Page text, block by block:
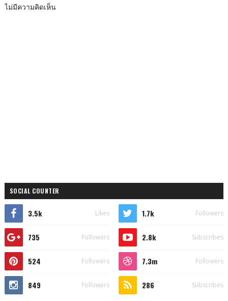
ไม่มีความคิดเห็น
SOCIAL COUNTER
3.5k Likes 1.7k Followers
735 Followers 2.8k Subscribes
524 Followers 7.3m Followers
849 Followers 286 Subscribes